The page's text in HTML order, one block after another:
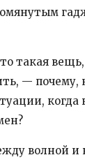
такая
—
когда
волной и